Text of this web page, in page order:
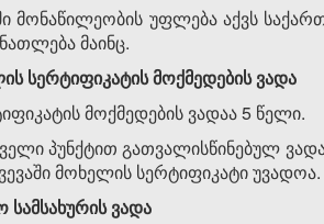
მონაწილეობის უფლება აქვს
მაინც.
სერტიფიკატის მოქმედების ვადა
მოქმედების ვადაა 5 წელი.
პუნქტით გათვალისწინებულ
მოხელის სერტიფიკატი უვადოა.
სამსახურის ვადა